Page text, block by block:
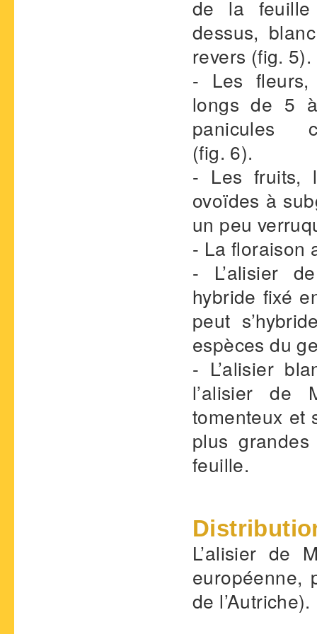
de la
dessus,
revers (fig. 5).
- Les fleurs,
longs de 5
panicules
(fig. 6).
- Les fruits,
ovoïdes à
un peu
- La floraison
- L’alisier
hybride fixé
peut
espèces du
- L’alisier
l’alisier de
tomenteux et
plus
feuille.
L’alisier de
européenne,
de l’Autriche).